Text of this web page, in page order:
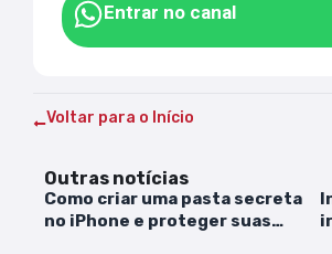
Entrar no canal
Voltar para o Início
Outras notícias
Como criar uma pasta secreta
no iPhone e proteger suas